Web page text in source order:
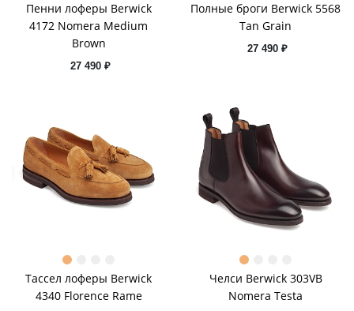
Пенни лоферы Berwick
4172 Nomera Medium
Brown
27 490 ₽
Полные броги Berwick 5568
Tan Grain
27 490 ₽
Тассел лоферы Berwick
4340 Florence Rame
Челси Berwick 303VB
Nomera Testa